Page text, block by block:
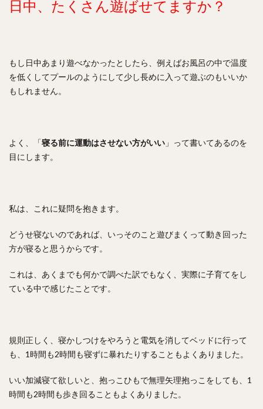
日中、たくさん遊ばせてますか？
もし日中あまり遊べなかったとしたら、例えばお風呂の中で温度
を低くしてプールのようにして少し長めに入って遊ぶのもいいか
もしれません。
よく、「寝る前に運動はさせない方がいい 」って書いてあるのを
目にします。
私は、これに疑問を抱きます。
どうせ寝ないのであれば、いっそのこと遊びまくって動き回った
方が寝ると思うからです。
これは、あくまでも何かで調べた訳でもなく、実際に子育てをし
ている中で感じたことです。
規則正しく、寝かしつけをやろうと電気を消してベッドに行って
も、1時間も2時間も寝ずに暴れたりすることもよくありました。
いい加減寝て欲しいと、抱っこひもで無理矢理抱っこをしても、1
時間も2時間も歩き回ることもよくありました。